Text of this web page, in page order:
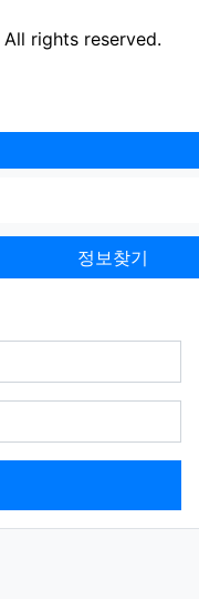
All rights reserved.
정보찾기